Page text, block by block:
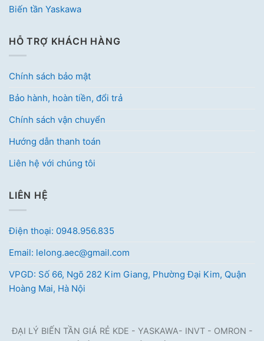
Biến tần Yaskawa
HỖ TRỢ KHÁCH HÀNG
Chính sách bảo mật
Bảo hành, hoàn tiền, đổi trả
Chính sách vận chuyển
Hướng dẫn thanh toán
Liên hệ với chúng tôi
LIÊN HỆ
Điện thoại: 0948.956.835
Email: lelong.aec@gmail.com
VPGD: Số 66, Ngõ 282 Kim Giang, Phường Đại Kim, Quận
Hoàng Mai, Hà Nội
ĐẠI LÝ BIẾN TẦN GIÁ RẺ KDE - YASKAWA- INVT - OMRON -